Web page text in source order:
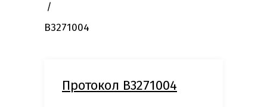
B3271004
Протокол B3271004